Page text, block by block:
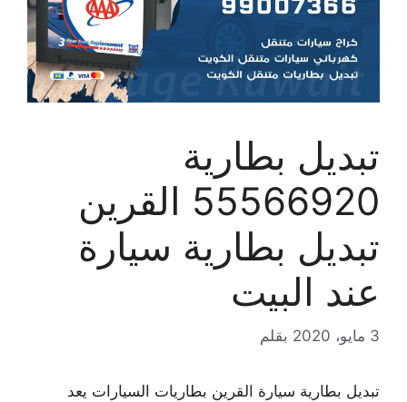
تبديل بطارية
55566920 القرين
تبديل بطارية سيارة
عند البيت
3 مايو، 2020 بقلم
تبديل بطارية سيارة القرين بطاريات السيارات يعد